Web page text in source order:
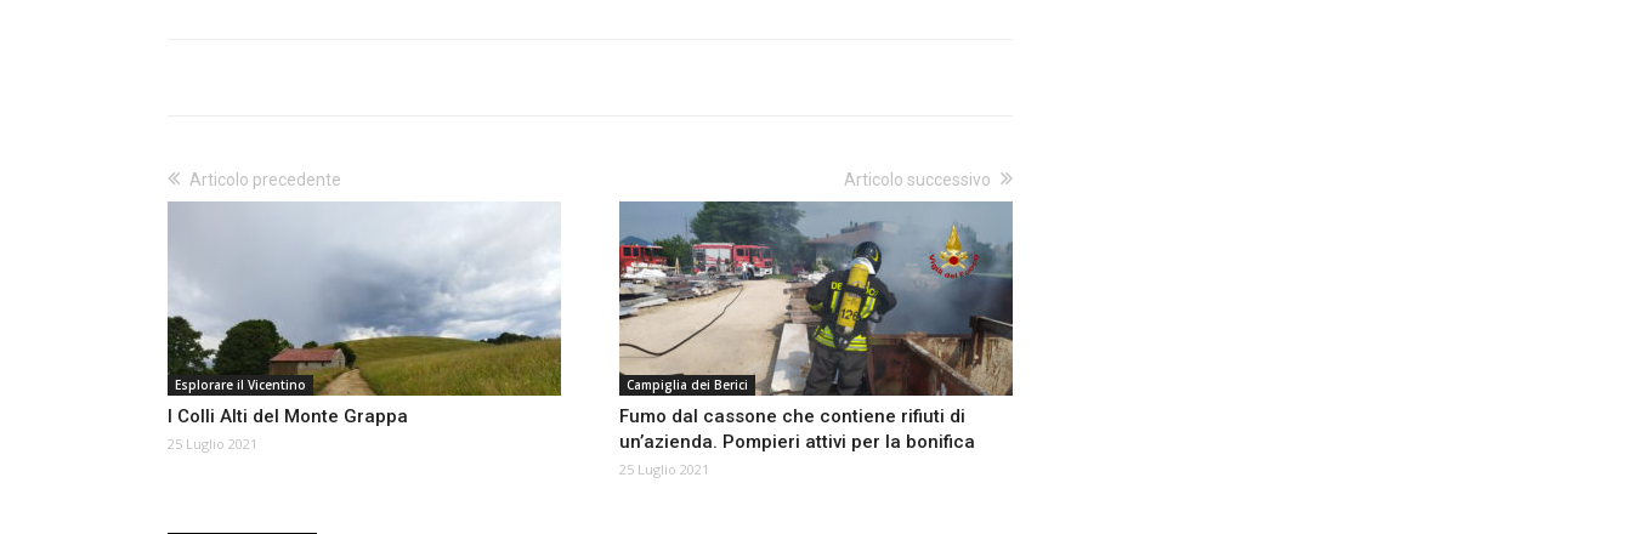
Articolo precedente
Esplorare il Vicentino
I Colli Alti del Monte Grappa
25 Luglio 2021
Articolo successivo
Campiglia dei Berici
Fumo dal cassone che contiene rifiuti di
un’azienda. Pompieri attivi per la bonifica
25 Luglio 2021